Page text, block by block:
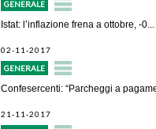
GENERALE
Istat: l’inflazione frena a ottobre, -0...
02-11-2017
GENERALE
Confesercenti: “Parcheggi a
21-11-2017